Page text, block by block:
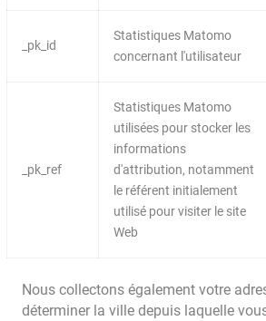
_pk_id
Statistiques Matomo
concernant l'utilisateur
_pk_ref
Statistiques Matomo
utilisées pour stocker les
informations
d'attribution, notamment
le référent initialement
utilisé pour visiter le site
Web
Nous collectons également votre
déterminer la ville depuis laquelle